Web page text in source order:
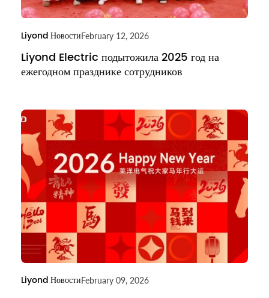
Liyond НовостиFebruary 12, 2026
Liyond Electric подытожила 2025 год на
ежегодном празднике сотрудников
Liyond НовостиFebruary 09, 2026